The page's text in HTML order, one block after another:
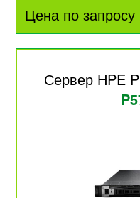
Цена по запросу
Сервер HPE